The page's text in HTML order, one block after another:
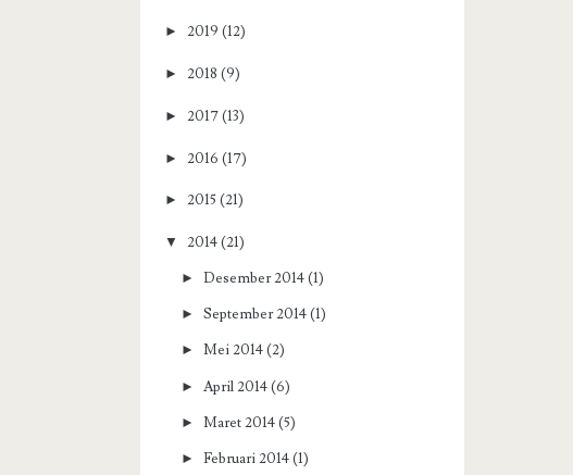
► 2019 (12)
► 2018 (9)
► 2017 (13)
► 2016 (17)
► 2015 (21)
▼ 2014 (21)
►Desember 2014(1)
►September 2014(1)
►Mei 2014(2)
► April 2014(6)
►Maret 2014(5)
►Februari 2014(1)